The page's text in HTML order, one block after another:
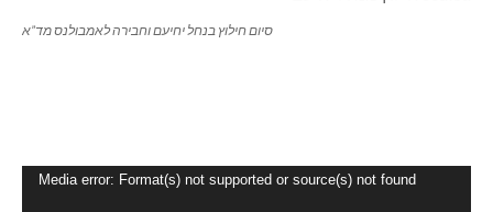
סיום חילוץ בנחל יחיעם וחבירה לאמבולנס מד”א
Media error: Format(s) not supported or source(s) not found